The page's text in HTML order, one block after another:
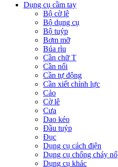
Dụng cụ cầm tay
Bộ cờ lê
Bộ dụng cụ
Bộ tuýp
Bơm mỡ
Búa rìu
Cần chữ T
Cần nối
Cần tự động
Cần xiết chỉnh lực
Cảo
Cờ lê
Cưa
Dao kéo
Đầu tuýp
Đục
Dụng cụ cách điện
Dụng cụ chống cháy nổ
Dụng cụ khác